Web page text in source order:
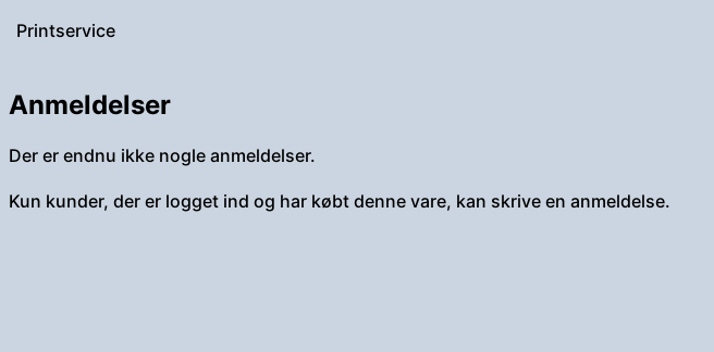
Printservice
Anmeldelser
Der er endnu ikke nogle anmeldelser.
Kun kunder, der er logget ind og har købt denne vare, kan skrive en anmeldelse.